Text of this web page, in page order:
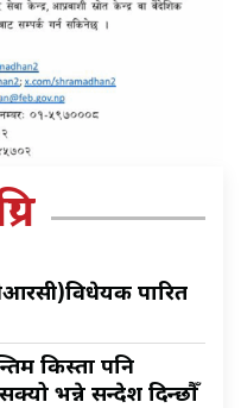
पारित
किस्ता पनि
भन्ने सन्देश दिन्छौँ